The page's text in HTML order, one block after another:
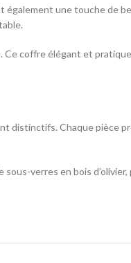
également une touche de
Ce coffre élégant et
distinctifs. Chaque pièce
verres en bois